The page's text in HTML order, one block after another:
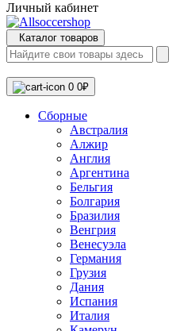
Личный кабинет
Каталог товаров
0 0₽
Сборные
Австралия
Алжир
Англия
Аргентина
Бельгия
Болгария
Бразилия
Венгрия
Венесуэла
Германия
Грузия
Дания
Испания
Италия